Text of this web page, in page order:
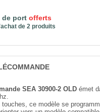
de port offerts
de 2 produits
SEA 30900-2 OLD émet
touches, ce modèle se